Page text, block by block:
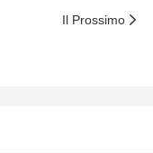
Il Prossimo